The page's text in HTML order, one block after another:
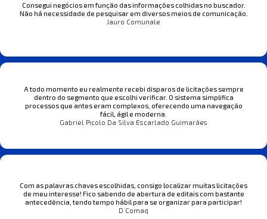
Consegui negócios em função das informações colhidas no buscador.
Não há necessidade de pesquisar em diversos meios de comunicação.
Jauro Comunale
A todo momento eu realmente recebi disparos de licitações sempre
dentro do segmento que escolhi verificar. O sistema simplifica
processos que antes eram complexos, oferecendo uma navegação
fácil, ágil e moderna.
Gabriel Picolo Da Silva Escarlado Guimarães
Com as palavras chaves escolhidas, consigo localizar muitas licitações
de meu interesse! Fico sabendo de abertura de editais com bastante
antecedência, tendo tempo hábil para se organizar para participar!
D Comaq